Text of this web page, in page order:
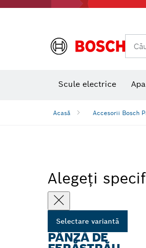
Scule electrice
Acasă Accesorii Bosch
Alegeți
Selectare variantă
PÂNZĂ DE